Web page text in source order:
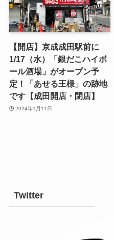
【開店】京成成田駅前に
1/17（水）「銀だこハイボ
ール酒場」がオープン予
定！「あせる王様」の跡地
です【成田開店・閉店】
2024年1月11日
Twitter